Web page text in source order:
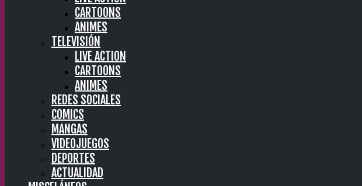
CARTOONS
ANIMES
TELEVISIÓN
LIVE ACTION
CARTOONS
ANIMES
REDES SOCIALES
COMICS
MANGAS
VIDEOJUEGOS
DEPORTES
ACTUALIDAD